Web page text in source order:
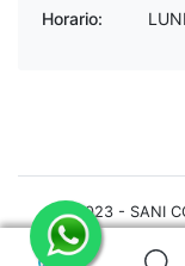
Horario:
© 2023 - SANI